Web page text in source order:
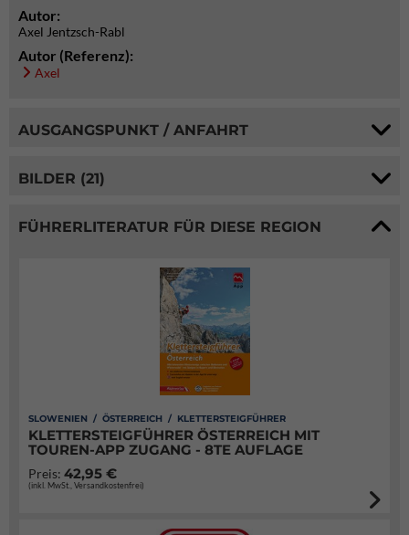
Autor:
Axel Jentzsch-Rabl
Autor (Referenz):
Axel
AUSGANGSPUNKT / ANFAHRT
BILDER (21)
FÜHRERLITERATUR FÜR DIESE REGION
SLOWENIEN / ÖSTERREICH / KLETTERSTEIGFÜHRER
KLETTERSTEIGFÜHRER ÖSTERREICH MIT
TOUREN-APP ZUGANG - 8TE AUFLAGE
Preis: 42,95 €
(inkl. MwSt., Versandkostenfrei)